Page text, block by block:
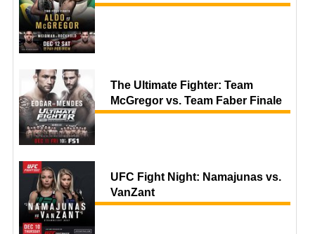
The Ultimate Fighter: Team
McGregor vs. Team Faber Finale
UFC Fight Night: Namajunas vs.
VanZant